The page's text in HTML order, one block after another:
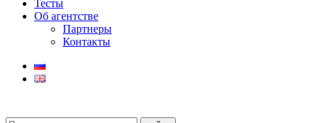
Тесты
Об агентстве
Партнеры
Контакты